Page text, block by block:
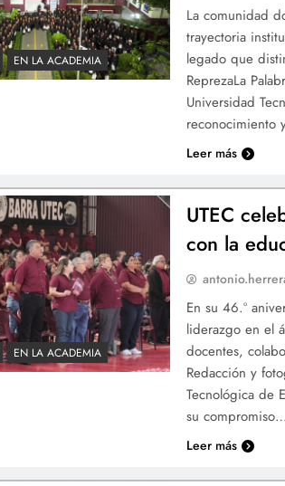
EN LA ACADEMIA
La comunidad
trayectoria
legado que
ReprezaLa
Universidad
reconocimiento
Leer más
EN LA ACADEMIA
UTEC
con la
En su 46.º
liderazgo en el
docentes,
Redacción y
Tecnológica de
su compromiso…
Leer más